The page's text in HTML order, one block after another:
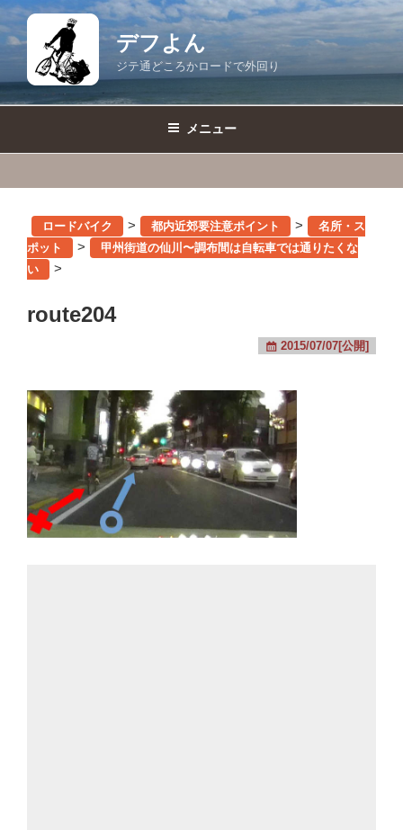
コ
ン
デフよん
ジテ通どころかロードで外回り
メニュー
ロードバイク > 都内近郊要注意ポイント >
名所・ス
ポット
>
甲州街道の仙川〜調布間は自転車では通りたくな
い
>
route204
2015/07/07[公開]